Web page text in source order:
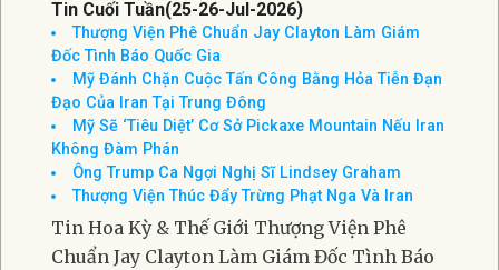
Tin Cuối Tuần(25-26-Jul-2026)
Thượng Viện Phê Chuẩn Jay Clayton Làm Giám
Đốc Tình Báo Quốc Gia
Mỹ Đánh Chặn Cuộc Tấn Công Bằng Hỏa Tiễn Đạn
Đạo Của Iran Tại Trung Đông
Mỹ Sẽ ‘Tiêu Diệt’ Cơ Sở Pickaxe Mountain Nếu Iran
Không Đàm Phán
Ông Trump Ca Ngợi Nghị Sĩ Lindsey Graham
Thượng Viện Thúc Đẩy Trừng Phạt Nga Và Iran
Tin Hoa Kỳ & Thế Giới Thượng Viện Phê
Chuẩn Jay Clayton Làm Giám Đốc Tình Báo